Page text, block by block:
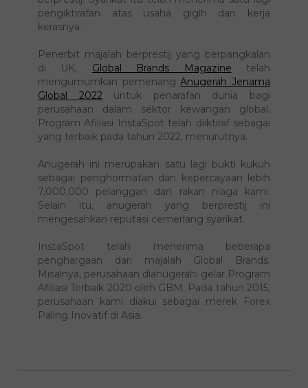
InstaSpot berterusan memenangi anugerah
berprestij. Syarikat itu telah menerima satu lagi
kerasnya.
Penerbit majalah berprestij yang berpangkalan
di UK,Global Brands Magazinetelah
mengumumkan pemenang Anugerah Jenama
Global 2022untuk penarafan dunia bagi
perusahaan dalam sektor kewangan global.
yang terbaik pada tahun 2022, menurutnya.
Anugerah ini merupakan satu lagi bukti kukuh
sebagai penghormatan dan kepercayaan lebih
7,000,000 pelanggan dan rakan niaga kami.
mengesahkan reputasi cemerlang syarikat.
InstaSpot telah menerima beberapa
penghargaan dari majalah Global Brands.
Misalnya, perusahaan dianugerahi gelar Program
Afiliasi Terbaik 2020 oleh GBM. Pada tahun 2015,